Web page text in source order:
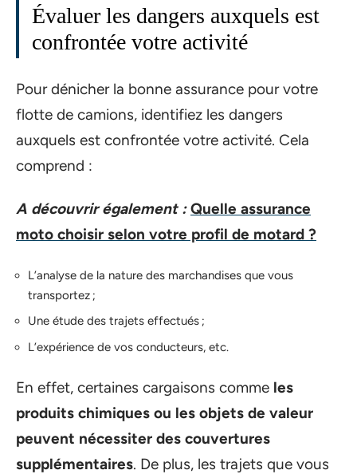
Évaluer les dangers auxquels est
confrontée votre activité
Pour dénicher la bonne assurance pour votre
flotte de camions, identifiez les dangers
auxquels est confrontée votre activité. Cela
comprend :
A découvrir également : Quelle assurance
moto choisir selon votre profil de motard ?
L’analyse de la nature des marchandises que vous
transportez ;
Une étude des trajets effectués ;
L’expérience de vos conducteurs, etc.
En effet, certaines cargaisons comme les
produits chimiques ou les objets de valeur
peuvent nécessiter des couvertures
supplémentaires. De plus, les trajets que vous